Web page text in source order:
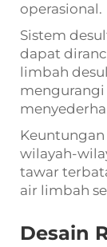
operasional.
Sistem
dapat
limbah
mengurangi
wilayah-
tawar
air limbah
Desain